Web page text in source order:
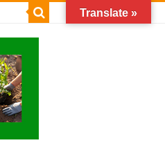
Translate »